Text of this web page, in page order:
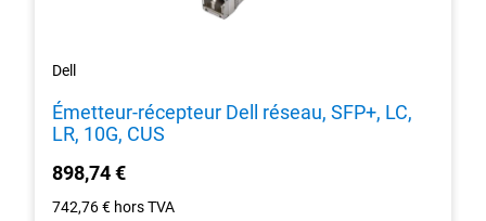
Dell
Émetteur-récepteur Dell réseau, SFP+, LC,
LR, 10G, CUS
898,74 €
742,76 € hors TVA